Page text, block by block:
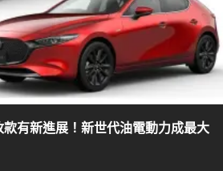
有新進展！新世代油電動力成最大